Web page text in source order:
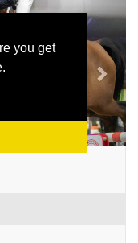
you get
Next